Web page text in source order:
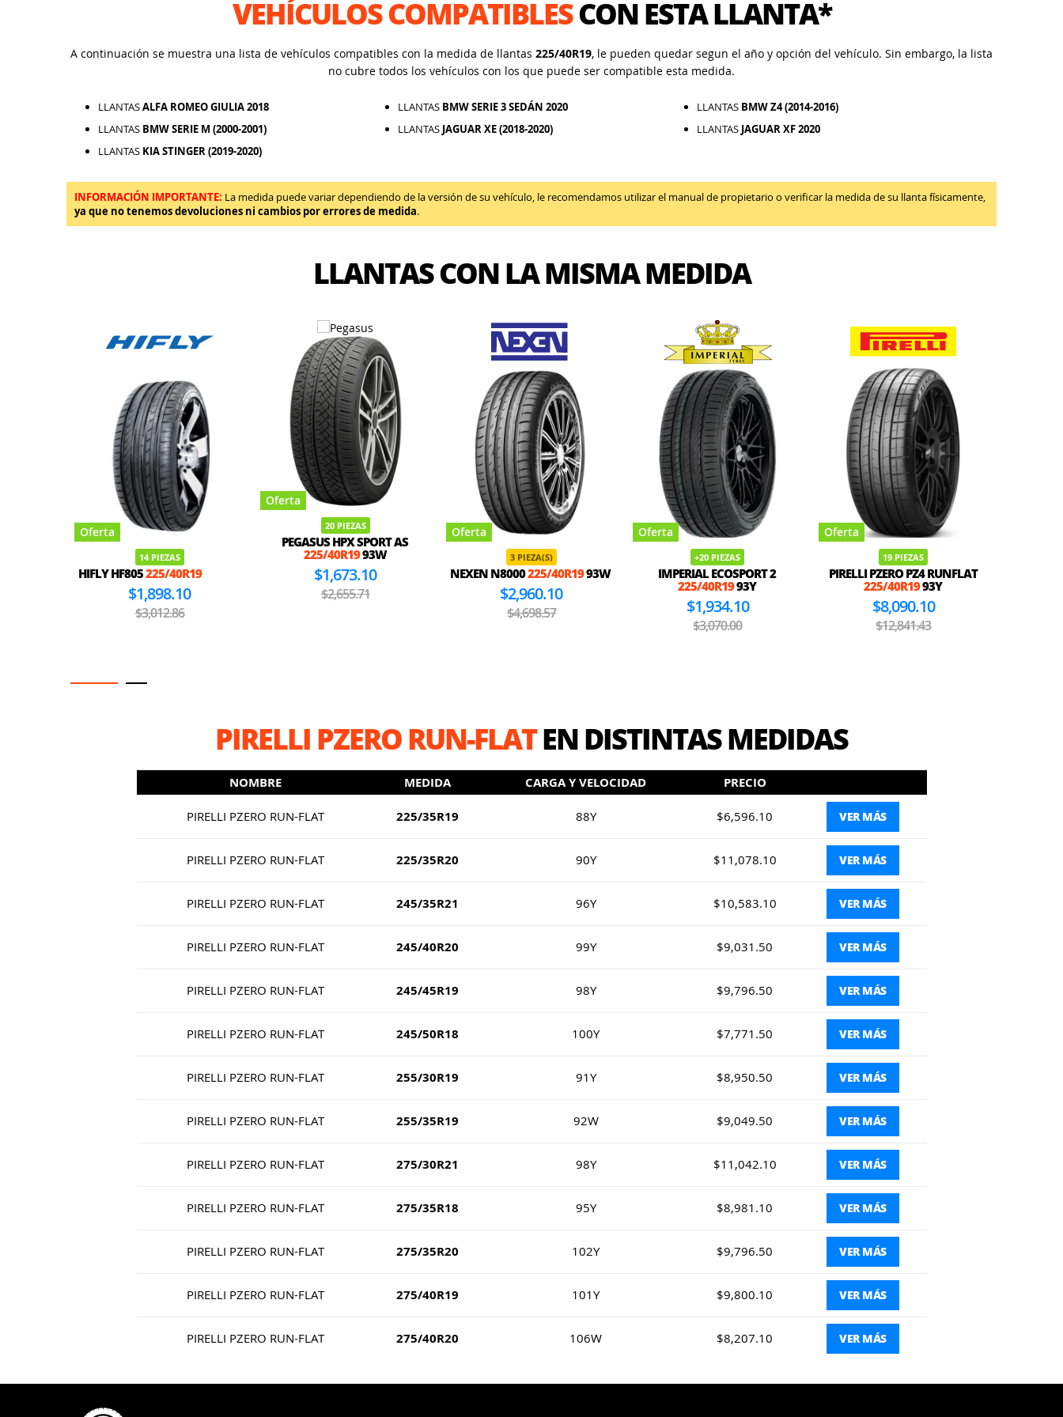
VEHÍCULOS COMPATIBLESCON ESTA LLANTA*
A continuación se muestra una lista de vehículos compatibles con la medida de llantas 225/40R19, le pueden quedar segun el año y opción del vehículo. Sin embargo, la lista
no cubre todos los vehículos con los que puede ser compatible esta medida.
LLANTASALFA ROMEO GIULIA 2018 LLANTAS BMW SERIE 3 SEDÁN 2020 LLANTAS BMW Z4 (2014-2016)
LLANTAS BMW SERIE M (2000-2001) LLANTAS JAGUAR XE (2018-2020) LLANTAS JAGUAR XF 2020
LLANTAS KIA STINGER (2019-2020)
INFORMACIÓN IMPORTANTE: La medida puede variar dependiendo de la versión de su vehículo, le recomendamos utilizar el manual de propietario o verificar la medida de su llanta físicamente,
ya que no tenemos devoluciones ni cambios por errores de medida.
LLANTAS CON LA MISMA MEDIDA
Oferta
14 PIEZAS
HIFLY HF805225/40R19
$1,898.10
$3,012.86
Oferta
20 PIEZAS
PEGASUS HPX SPORT AS
225/40R1993W
$1,673.10
$2,655.71
Oferta
3 PIEZA(S)
NEXEN N8000225/40R1993W
$2,960.10
$4,698.57
Oferta
+20 PIEZAS
IMPERIAL ECOSPORT 2
225/40R1993Y
$1,934.10
$3,070.00
Oferta
19 PIEZAS
PIRELLI PZERO PZ4 RUNFLAT
225/40R1993Y
$8,090.10
$12,841.43
PIRELLI PZERO RUN-FLATEN DISTINTAS MEDIDAS
NOMBRE MEDIDA CARGA Y VELOCIDAD PRECIO
PIRELLI PZERO RUN-FLAT 225/35R19 88Y $6,596.10 VER MÁS
PIRELLI PZERO RUN-FLAT 225/35R20 90Y $11,078.10 VER MÁS
PIRELLI PZERO RUN-FLAT 245/35R21 96Y $10,583.10 VER MÁS
PIRELLI PZERO RUN-FLAT 245/40R20 99Y $9,031.50 VER MÁS
PIRELLI PZERO RUN-FLAT 245/45R19 98Y $9,796.50 VER MÁS
PIRELLI PZERO RUN-FLAT 245/50R18 100Y $7,771.50 VER MÁS
PIRELLI PZERO RUN-FLAT 255/30R19 91Y $8,950.50 VER MÁS
PIRELLI PZERO RUN-FLAT 255/35R19 92W $9,049.50 VER MÁS
PIRELLI PZERO RUN-FLAT 275/30R21 98Y $11,042.10 VER MÁS
PIRELLI PZERO RUN-FLAT 275/35R18 95Y $8,981.10 VER MÁS
PIRELLI PZERO RUN-FLAT 275/35R20 102Y $9,796.50 VER MÁS
PIRELLI PZERO RUN-FLAT 275/40R19 101Y $9,800.10 VER MÁS
PIRELLI PZERO RUN-FLAT 275/40R20 106W $8,207.10 VER MÁS